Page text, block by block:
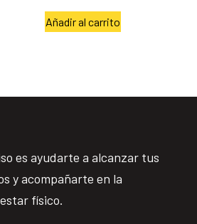
Añadir al carrito
es ayudarte a alcanzar tus
y acompañarte en la
físico.